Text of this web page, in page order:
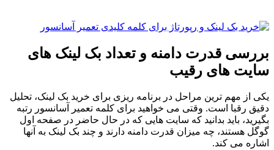
بررسی قدرت دامنه و تعداد بک لینک های
سایت های رقیب
یکی از مهم ترین مراحل در برنامه ریزی برای خرید بک لینک، تحلیل
دقیق رقبا است. وقتی می خواهید برای کلمه تعمیر آسانسور رتبه
بگیرید، باید بدانید که سایت هایی که در حال حاضر در صفحه اول
گوگل هستند، چه میزان قدرت دامنه دارند و چند بک لینک به آنها
اشاره می کند.